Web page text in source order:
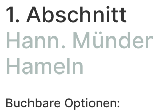
1. Abschnitt
Hann.
Hameln
Buchbare Optionen: